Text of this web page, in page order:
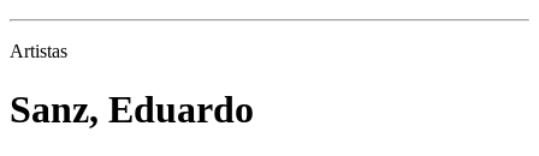
Artistas
Sanz, Eduardo